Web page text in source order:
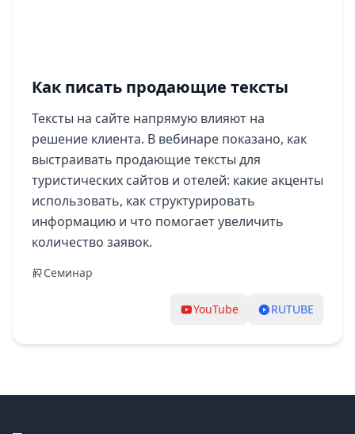
Как писать продающие тексты
Тексты на сайте напрямую влияют на
решение клиента. В вебинаре показано, как
выстраивать продающие тексты для
туристических сайтов и отелей: какие акценты
использовать, как структурировать
информацию и что помогает увеличить
количество заявок.
Семинар
YouTube RUTUBE